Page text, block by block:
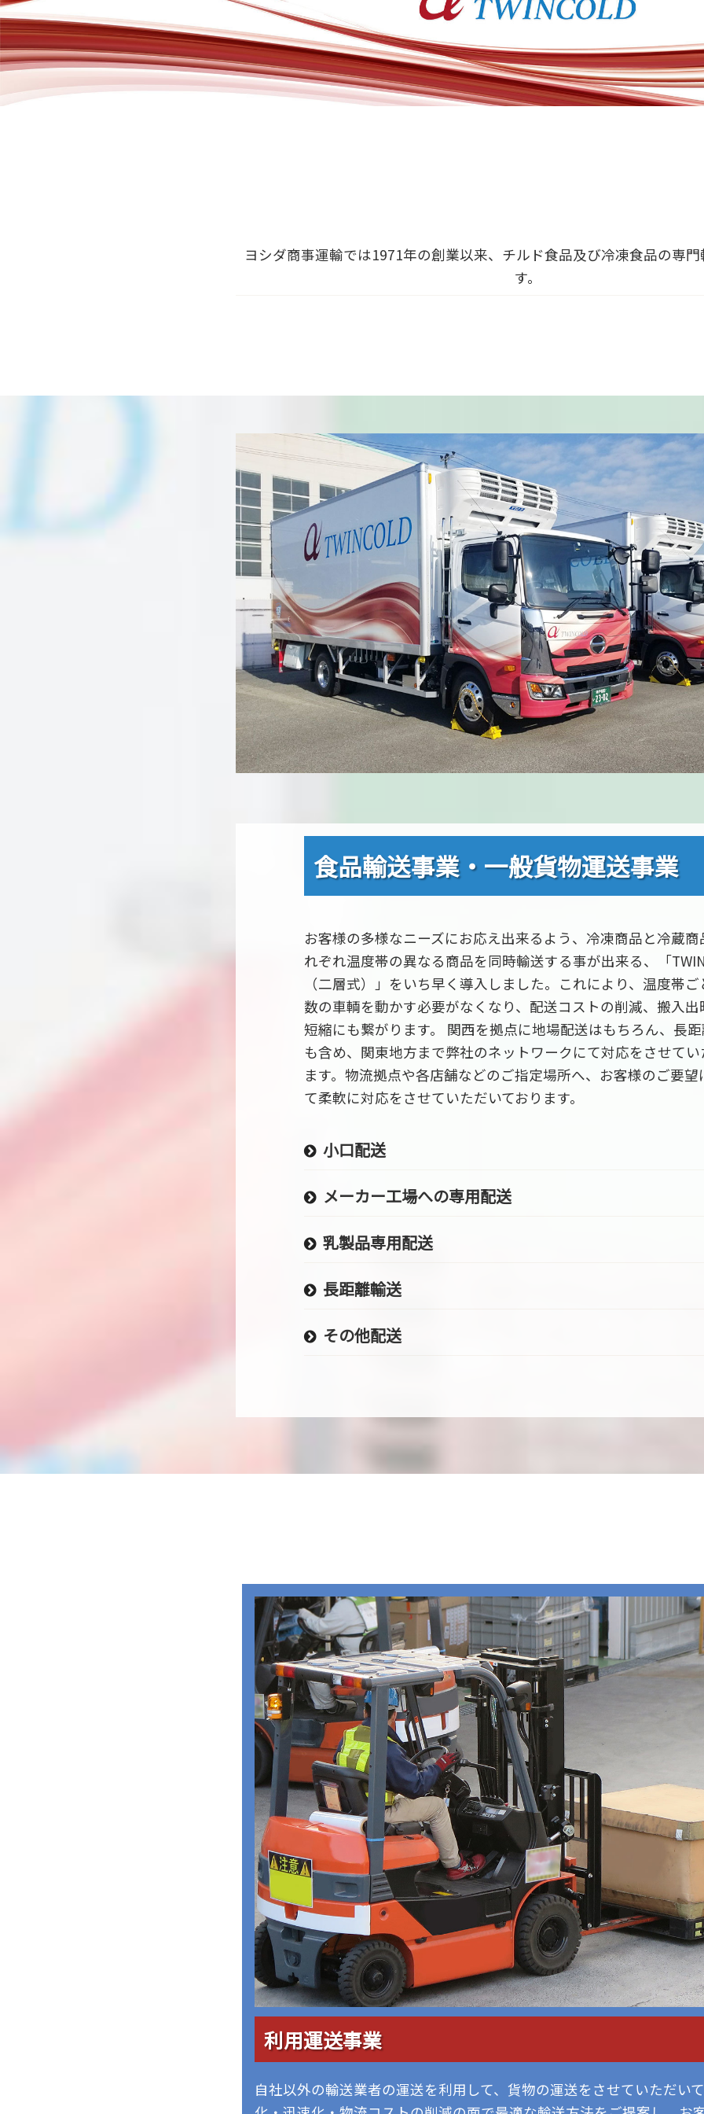
ヨシダ商事運輸では1971年の創業以来、チルド食品及び冷凍食品の専
す。
食品輸送事業・一般貨物運送事業
お客様の多様なニーズにお応え出来るよう、冷凍商品と冷蔵商
れぞれ温度帯の異なる商品を同時輸送する事が出来る、「
（二層式）」をいち早く導入しました。これにより、温度帯
数の車輌を動かす必要がなくなり、配送コストの削減、搬入出
短縮にも繋がります。 関西を拠点に地場配送はもちろん、長
も含め、関東地方まで弊社のネットワークにて対応をさせて
ます。物流拠点や各店舗などのご指定場所へ、お客様のご要望
て柔軟に対応をさせていただいております。
小口配送
メーカー工場への専用配送
乳製品専用配送
長距離輸送
その他配送
利用運送事業
自社以外の輸送業者の運送を利用して、貨物の運送をさせていただい